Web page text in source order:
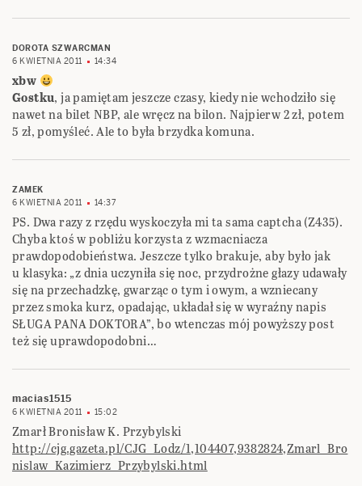
DOROTA SZWARCMAN
6 KWIETNIA 2011
14:34
xbw
Gostku, ja pamiętam jeszcze czasy, kiedy nie wchodziło się
nawet na bilet NBP, ale wręcz na bilon. Najpierw 2 zł, potem
5 zł, pomyśleć. Ale to była brzydka komuna.
ZAMEK
6 KWIETNIA 2011
14:37
PS. Dwa razy z rzędu wyskoczyła mi ta sama captcha (Z435).
Chyba ktoś w pobliżu korzysta z wzmacniacza
prawdopodobieństwa. Jeszcze tylko brakuje, aby było jak
u klasyka: „z dnia uczyniła się noc, przydrożne głazy udawały
się na przechadzkę, gwarząc o tym i owym, a wzniecany
przez smoka kurz, opadając, układał się w wyraźny napis
SŁUGA PANA DOKTORA”, bo wtenczas mój powyższy post
też się uprawdopodobni…
macias1515
6 KWIETNIA 2011 15:02
Zmarł Bronisław K. Przybylski
http://cjg.gazeta.pl/CJG_Lodz/1,104407,9382824,Zmarl_Bro
nislaw_Kazimierz_Przybylski.html